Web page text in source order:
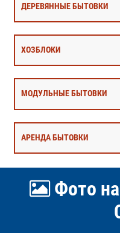
ДЕРЕВЯННЫЕ БЫТОВКИ
ХОЗБЛОКИ
МОДУЛЬНЫЕ БЫТОВКИ
АРЕНДА БЫТОВКИ
Фото